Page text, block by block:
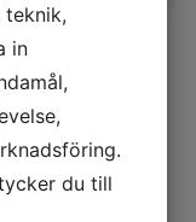
2
teknik,
in
du till